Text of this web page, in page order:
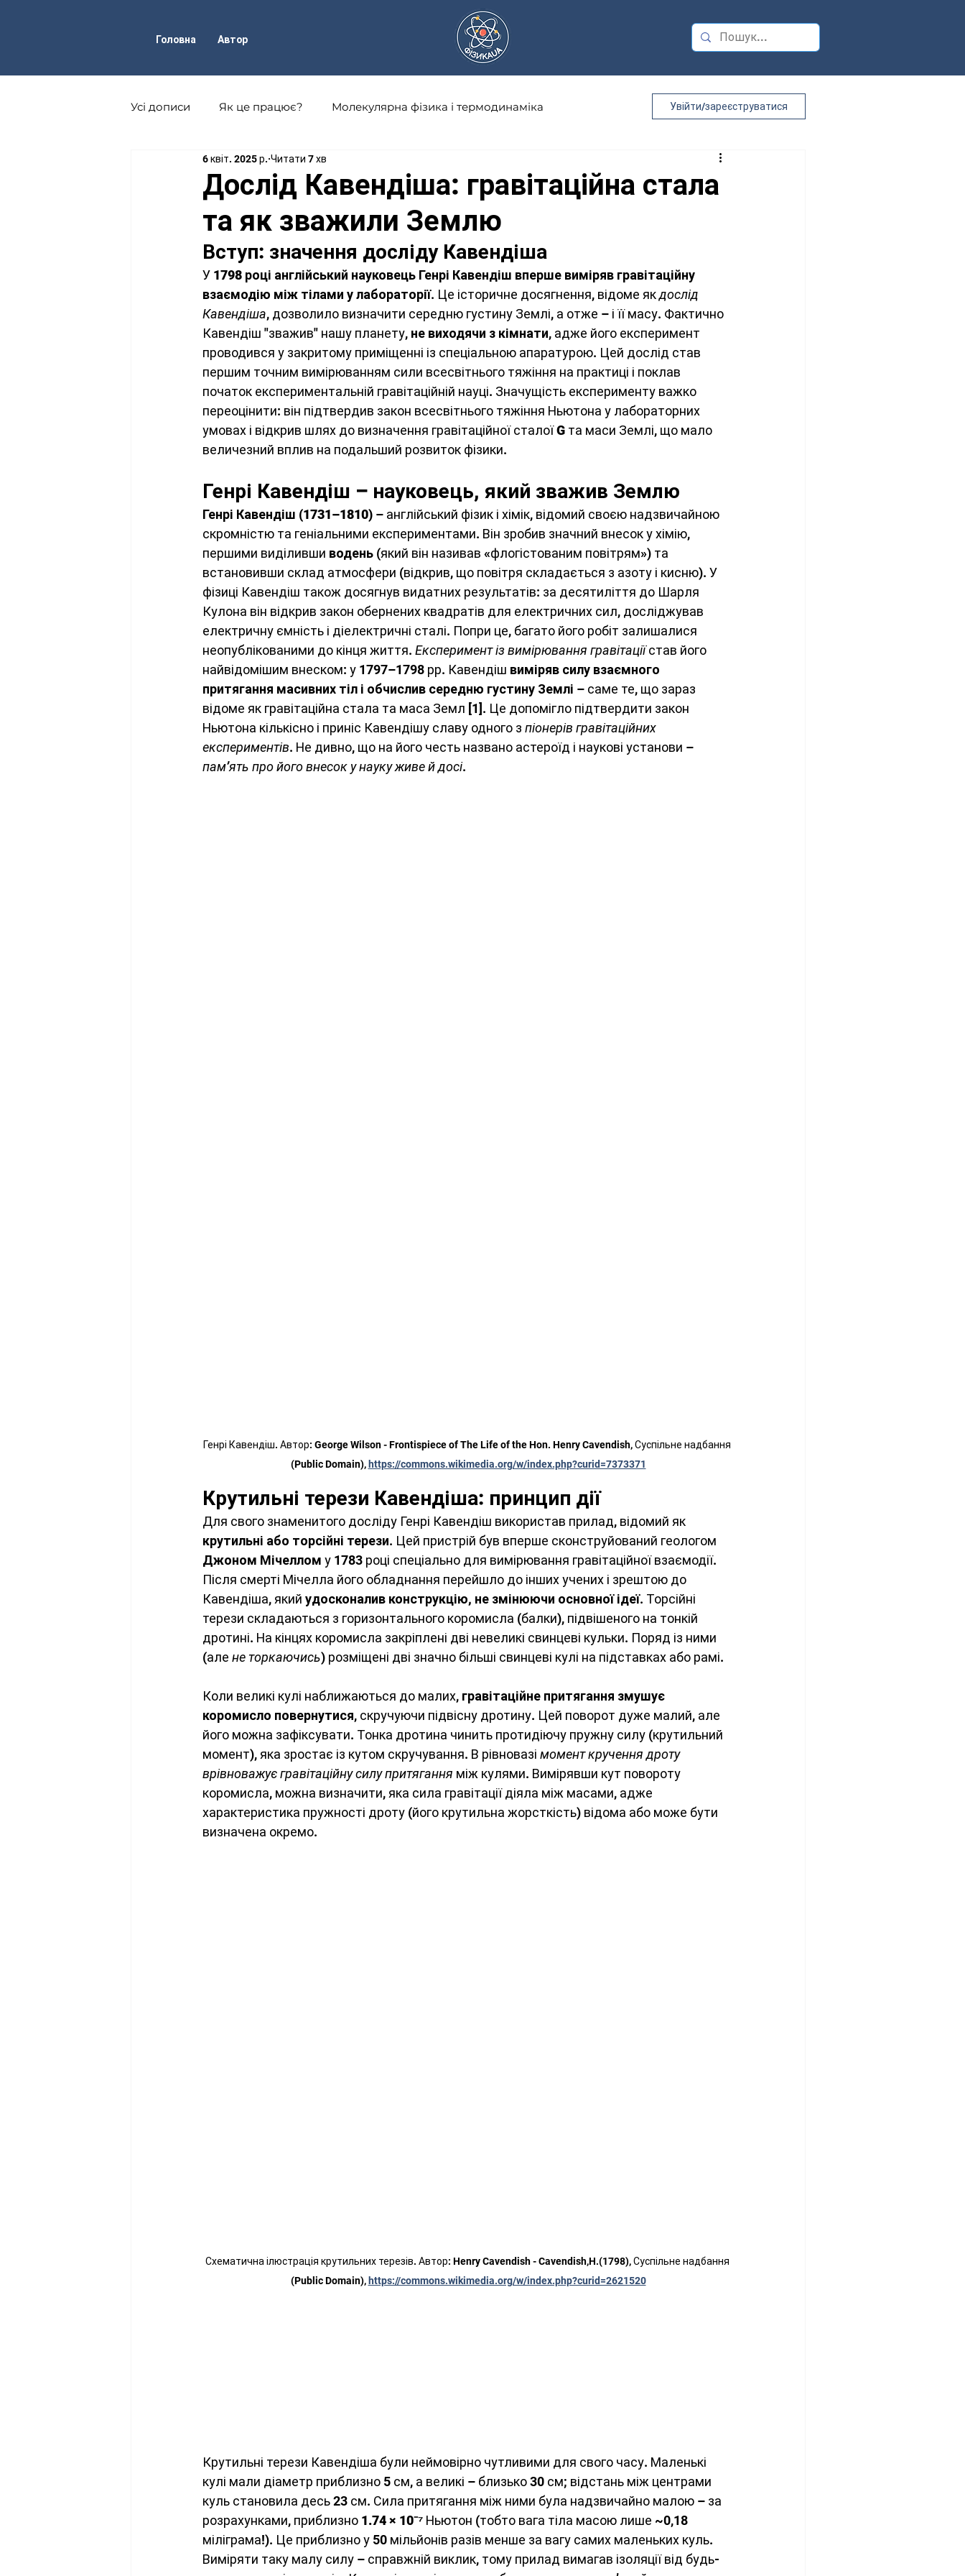
Головна Автор
Усі дописи Як це працює? Молекулярна фізика і термодинаміка
Фізика атома і атомного ядра
Астрофізика Техніка Оптика Електричний струм
Науково-популярні журнали Сонячна система Історія фізики
Космонавтика Квантова фізика Електростатика Енергетика
Стандартна модель Фізика твердого тіла Коливання і хвилі
Космологія Наукові дослідження Механіка Біофізика
Теорія відносності Атмосферна електрика Технології
Увійти/зареєструватися
Дослід Кавендіша: гравітаційна стала
та як зважили Землю
6 квіт. 2025 р. Читати 7 хв
Вступ: значення досліду Кавендіша
У 1798 році англійський науковець Генрі Кавендіш вперше виміряв гравітаційну
взаємодію між тілами у лабораторії. Це історичне досягнення, відоме як дослід
Кавендіша, дозволило визначити середню густину Землі, а отже – і її масу. Фактично
Кавендіш "зважив" нашу планету, не виходячи з кімнати, адже його експеримент
проводився у закритому приміщенні із спеціальною апаратурою. Цей дослід став
першим точним вимірюванням сили всесвітнього тяжіння на практиці і поклав
початок експериментальній гравітаційній науці. Значущість експерименту важко
переоцінити: він підтвердив закон всесвітнього тяжіння Ньютона у лабораторних
умовах і відкрив шлях до визначення гравітаційної сталої G та маси Землі, що мало
величезний вплив на подальший розвиток фізики.
Генрі Кавендіш – науковець, який зважив Землю
Генрі Кавендіш (1731–1810) – англійський фізик і хімік, відомий своєю надзвичайною
скромністю та геніальними експериментами. Він зробив значний внесок у хімію,
першими виділивши водень (який він називав «флогістованим повітрям») та
встановивши склад атмосфери (відкрив, що повітря складається з азоту і кисню). У
фізиці Кавендіш також досягнув видатних результатів: за десятиліття до Шарля
Кулона він відкрив закон обернених квадратів для електричних сил, досліджував
електричну ємність і діелектричні сталі. Попри це, багато його робіт залишалися
неопублікованими до кінця життя. Експеримент із вимірювання гравітації став його
найвідомішим внеском: у 1797–1798 рр. Кавендіш виміряв силу взаємного
притягання масивних тіл і обчислив середню густину Землі – саме те, що зараз
відоме як гравітаційна стала та маса Земл [1]. Це допомігло підтвердити закон
Ньютона кількісно і приніс Кавендішу славу одного з піонерів гравітаційних
експериментів. Не дивно, що на його честь названо астероїд і наукові установи –
пам’ять про його внесок у науку живе й досі.
Генрі Кавендіш. Автор: George Wilson - Frontispiece of The Life of the Hon. Henry Cavendish, Суспільне надбання
(Public Domain), https://commons.wikimedia.org/w/index.php?curid=7373371
Крутильні терези Кавендіша: принцип дії
Для свого знаменитого досліду Генрі Кавендіш використав прилад, відомий як
крутильні або торсійні терези. Цей пристрій був вперше сконструйований геологом
Джоном Мічеллом у 1783 році спеціально для вимірювання гравітаційної взаємодії.
Після смерті Мічелла його обладнання перейшло до інших учених і зрештою до
Кавендіша, який удосконалив конструкцію, не змінюючи основної ідеї. Торсійні
терези складаються з горизонтального коромисла (балки), підвішеного на тонкій
дротині. На кінцях коромисла закріплені дві невеликі свинцеві кульки. Поряд із ними
(але не торкаючись) розміщені дві значно більші свинцеві кулі на підставках або рамі.
Коли великі кулі наближаються до малих, гравітаційне притягання змушує
коромисло повернутися, скручуючи підвісну дротину. Цей поворот дуже малий, але
його можна зафіксувати. Тонка дротина чинить протидіючу пружну силу (крутильний
момент), яка зростає із кутом скручування. В рівновазі момент кручення дроту
врівноважує гравітаційну силу притягання між кулями. Вимірявши кут повороту
коромисла, можна визначити, яка сила гравітації діяла між масами, адже
характеристика пружності дроту (його крутильна жорсткість) відома або може бути
визначена окремо.
Схематична ілюстрація крутильних терезів. Автор: Henry Cavendish - Cavendish,H.(1798), Суспільне надбання
(Public Domain), https://commons.wikimedia.org/w/index.php?curid=2621520
Крутильні терези Кавендіша були неймовірно чутливими для свого часу. Маленькі
кулі мали діаметр приблизно 5 см, а великі – близько 30 см; відстань між центрами
куль становила десь 23 см. Сила притягання між ними була надзвичайно малою – за
розрахунками, приблизно 1.74 × 10⁻⁷ Ньютон (тобто вага тіла масою лише ~0,18
міліграма!). Це приблизно у 50 мільйонів разів менше за вагу самих маленьких куль.
Виміряти таку малу силу – справжній виклик, тому прилад вимагав ізоляції від будь-